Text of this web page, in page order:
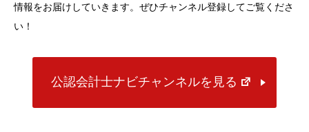
情報をお届けしていきます。ぜひチャンネル登録してご覧くださ
い！
公認会計士ナビチャンネルを見る